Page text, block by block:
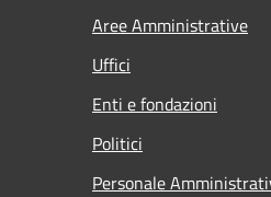
Aree Amministrative
Uffici
Enti e fondazioni
Politici
Personale